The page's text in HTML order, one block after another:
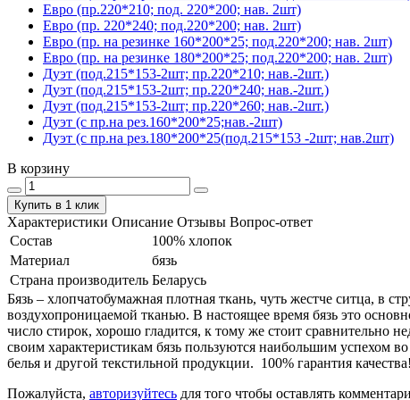
Евро (пр.220*210; под. 220*200; нав. 2шт)
Евро (пр. 220*240; под.220*200; нав. 2шт)
Евро (пр. на резинке 160*200*25; под.220*200; нав. 2шт)
Евро (пр. на резинке 180*200*25; под.220*200; нав. 2шт)
Дуэт (под.215*153-2шт; пр.220*210; нав.-2шт.)
Дуэт (под.215*153-2шт; пр.220*240; нав.-2шт.)
Дуэт (под.215*153-2шт; пр.220*260; нав.-2шт.)
Дуэт (с пр.на рез.160*200*25;нав.-2шт)
Дуэт (с пр.на рез.180*200*25(под.215*153 -2шт; нав.2шт)
В корзину
Купить в 1 клик
Характеристики Описание Отзывы Вопрос-ответ
Состав
100% хлопок
Материал
бязь
Страна производитель Беларусь
Бязь – хлопчатобумажная плотная ткань, чуть жестче ситца, в
воздухопроницаемой тканью. В настоящее время бязь это
число стирок, хорошо гладится, к тому же стоит сравнительно
своим характеристикам бязь пользуются наибольшим успехом
белья и другой текстильной продукции. 100% гарантия качества!
Пожалуйста, авторизуйтесь для того чтобы оставлять